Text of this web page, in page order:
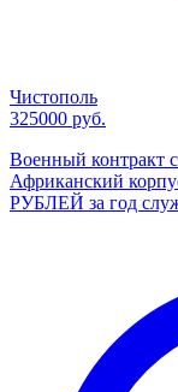
Чистополь
325000 руб.
Военный контракт
Африканский
РУБЛЕЙ за год